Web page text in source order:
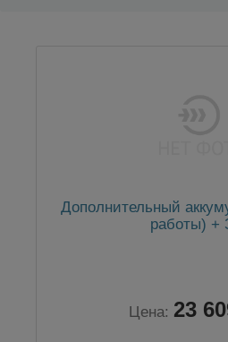
Дополнительный
работы) +
Цена: 23